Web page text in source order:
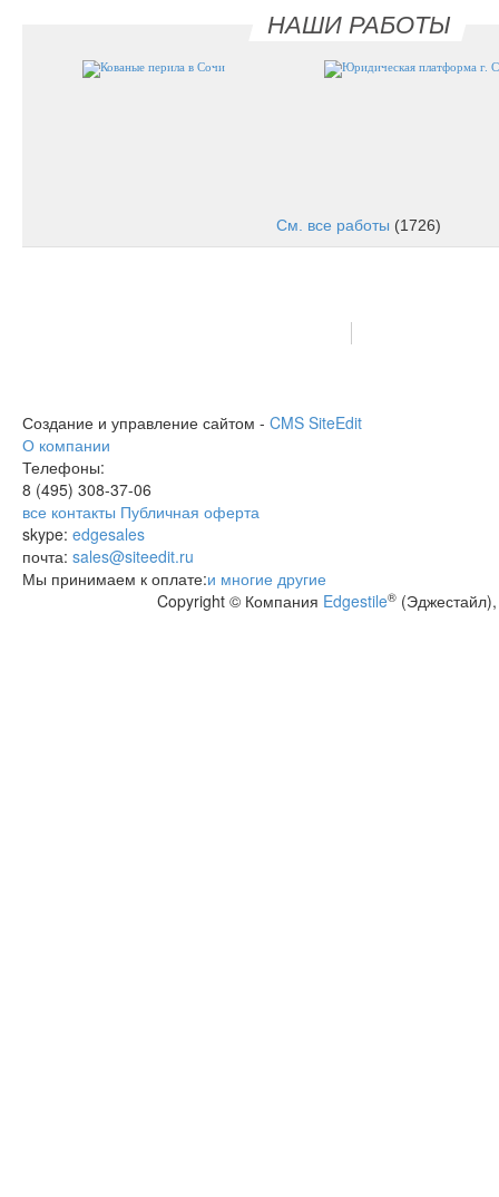
НАШИ РАБОТЫ
См. все работы (1726)
Создание и управление сайтом - CMS SiteEdit
О компании
Телефоны:
8 (495) 308-37-06
все контакты Публичная оферта
skype: edgesales
почта: sales@siteedit.ru
Мы принимаем к оплате:и многие другие
Copyright © Компания Edgestile®